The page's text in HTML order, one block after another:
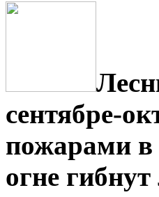
сентябре-
пожарами в
огне